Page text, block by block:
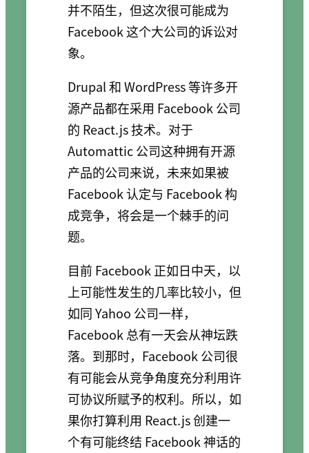
并不陌生，但这次很可能成为
Facebook 这个大公司的诉讼对
象。
Drupal 和 WordPress 等许多开
源产品都在采用 Facebook 公司
的 React.js 技术。对于
Automattic 公司这种拥有开源
产品的公司来说，未来如果被
Facebook 认定与 Facebook 构
成竞争，将会是一个棘手的问
题。
目前 Facebook 正如日中天，以
上可能性发生的几率比较小，但
如同 Yahoo 公司一样，
Facebook 总有一天会从神坛跌
落。到那时，Facebook 公司很
有可能会从竞争角度充分利用许
可协议所赋予的权利。所以，如
果你打算利用 React.js 创建一
个有可能终结 Facebook 神话的